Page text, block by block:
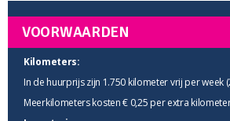
VOORWAARDEN
Kilometers:
In de huurprijs zijn 1.750 kilometer vrij per week
Meerkilometers kosten € 0,25 per extra